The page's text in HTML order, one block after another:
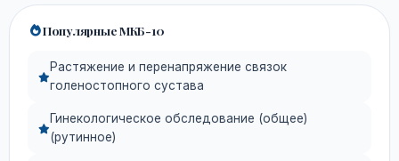
Популярные МКБ-10
Растяжение и перенапряжение связок
голеностопного сустава
Гинекологическое обследование (общее)
(рутинное)